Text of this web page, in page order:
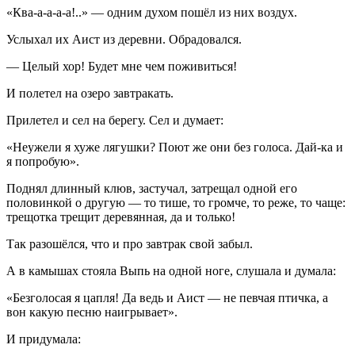
«Ква-а-а-а-а!..» — одним духом пошёл из них воздух.
Услыхал их Аист из деревни. Обрадовался.
— Целый хор! Будет мне чем поживиться!
И полетел на озеро завтракать.
Прилетел и сел на берегу. Сел и думает:
«Неужели я хуже лягушки? Поют же они без голоса. Дай-ка и
я попробую».
Поднял длинный клюв, застучал, затрещал одной его
половинкой о другую — то тише, то громче, то реже, то чаще:
трещотка трещит деревянная, да и только!
Так разошёлся, что и про завтрак свой забыл.
А в камышах стояла Выпь на одной ноге, слушала и думала:
«Безголосая я цапля! Да ведь и Аист — не певчая птичка, а
вон какую песню наигрывает».
И придумала: